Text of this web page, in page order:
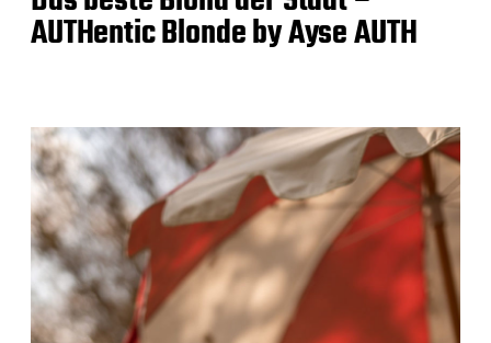
AUTHentic Blonde by Ayse AUTH